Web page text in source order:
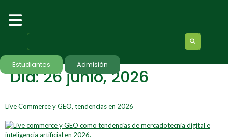
Estudiantes Admisión
Día:26 junio, 2026
Live Commerce y GEO, tendencias en 2026